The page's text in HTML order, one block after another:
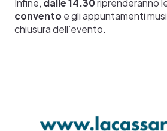
Infine, dalle 14.30riprenderanno
conventoe gli appuntamenti
chiusura dell’evento.